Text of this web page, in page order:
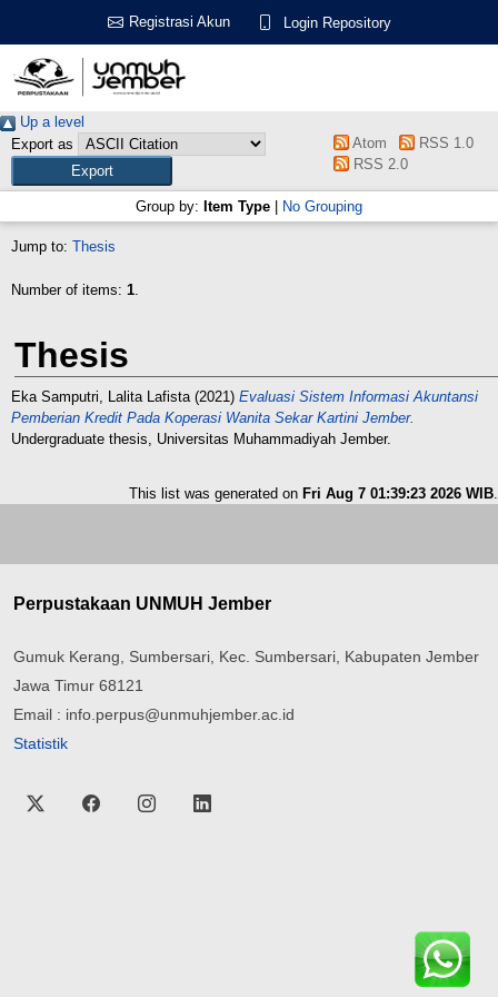
Registrasi Akun Login Repository
Up a level
Export as
Atom
RSS 1.0
RSS 2.0
Group by: Item Type No Grouping
Jump to: Thesis
Number of items: 1.
Thesis
Eka Samputri, Lalita Lafista(2021) Evaluasi Sistem Informasi Akuntansi
Pemberian Kredit Pada Koperasi Wanita Sekar Kartini Jember.
Undergraduate thesis, Universitas Muhammadiyah Jember.
This list was generated on Fri Aug 7 01:39:23 2026 WIB.
Perpustakaan UNMUH Jember
Gumuk Kerang, Sumbersari, Kec. Sumbersari, Kabupaten Jember
Jawa Timur 68121
Email : info.perpus@unmuhjember.ac.id
Statistik